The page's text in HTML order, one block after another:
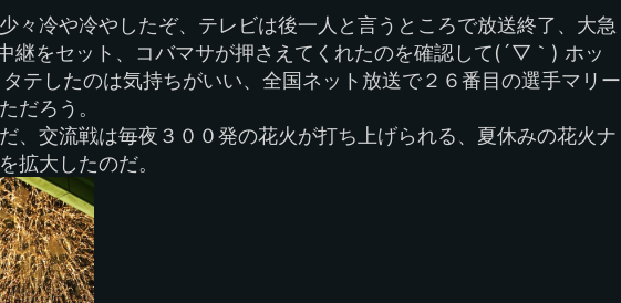
My-PC
放浪記
々冷や冷やしたぞ、テレビは後一人と言うところで放送終了、大急
継をセット、コバマサが押さえてくれたのを確認して(´▽｀) ホッ
テしたのは気持ちがいい、全国ネット放送で２６番目の選手マリー
だろう。
、交流戦は毎夜３００発の花火が打ち上げられる、夏休みの花火ナ
拡大したのだ。